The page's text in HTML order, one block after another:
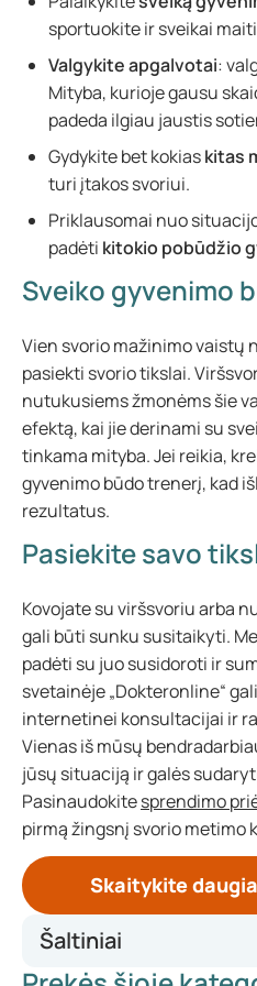
sportuokite ir sveikai
Valgykite apgalvotai:
Mityba, kurioje gausu
padeda ilgiau jaustis
Gydykite bet kokiaskitas
turi įtakos svoriui.
Priklausomai nuo
padėti kitokio pobūdžio
Sveiko gyvenimo
Vien svorio mažinimo vaistų
pasiekti svorio tikslai.
nutukusiems žmonėms šie
efektą, kai jie derinami su
tinkama mityba. Jei reikia,
gyvenimo būdo trenerį, kad
rezultatus.
Pasiekite savo
Kovojate su viršsvoriu arba
gali būti sunku susitaikyti.
padėti su juo susidoroti ir
svetainėje „Dokteronline“
internetinei konsultacijai ir
Vienas iš mūsų
jūsų situaciją ir galės
Pasinaudokitesprendimo
pirmą žingsnį svorio metimo
Skaitykite
Šaltiniai